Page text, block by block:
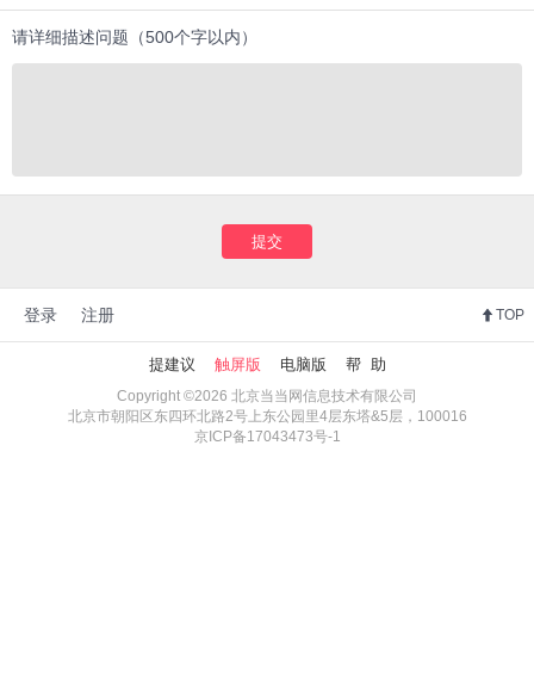
请详细描述问题（500个字以内）
提交
登录 注册 TOP
提建议 触屏版 电脑版 帮 助
Copyright ©2026 北京当当网信息技术有限公司
北京市朝阳区东四环北路2号上东公园里4层东塔&5层，100016
京ICP备17043473号-1